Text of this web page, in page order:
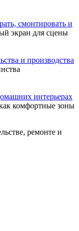
смонтировать и
экран для сцены
и производства
интерьерах
комфортные зоны
ремонте и